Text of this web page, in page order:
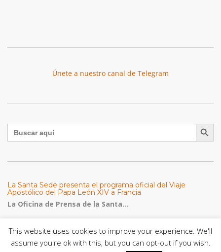
Únete a nuestro canal de Telegram
Buscar: Botón de
La Santa Sede presenta el programa oficial del Viaje
Apostólico del Papa León XIV a Francia
La Oficina de Prensa de la Santa...
Diócesis de San Cristóbal celebró 416 años del Santo Cristo
de La Grita con un llamado a la solidaridad y la dignidad
humana
This website uses cookies to improve your experience. We'll
assume you're ok with this, but you can opt-out if you wish.